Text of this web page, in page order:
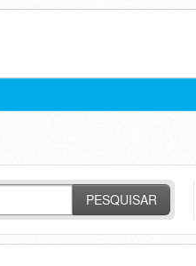
PESQUISAR